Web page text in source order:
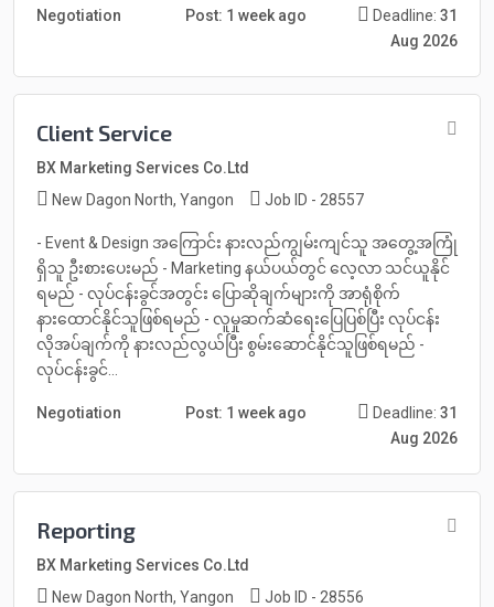
Negotiation Post: 1 week ago Deadline: 31
Aug 2026
Client Service
BX Marketing Services Co.Ltd
New Dagon North, Yangon
Job ID - 28557
- Event & Design အကြောင်း နားလည်ကျွမ်းကျင်သူ အတွေ့အကြုံ
ရှိသူ ဦးစားပေးမည် - Marketing နယ်ပယ်တွင် လေ့လာ သင်ယူနိုင်
ရမည် - လုပ်ငန်းခွင်အတွင်း ပြောဆိုချက်များကို အာရုံစိုက်
နားထောင်နိုင်သူဖြစ်ရမည် - လူမှုဆက်ဆံရေးပြေပြစ်ပြီး လုပ်ငန်း
လိုအပ်ချက်ကို နားလည်လွယ်ပြီး စွမ်းဆောင်နိုင်သူဖြစ်ရမည် -
လုပ်ငန်းခွင်...
Negotiation Post: 1 week ago Deadline: 31
Aug 2026
Reporting
BX Marketing Services Co.Ltd
New Dagon North, Yangon
Job ID - 28556